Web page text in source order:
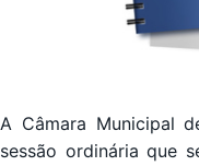
A Câmara Municipal
sessão ordinária que